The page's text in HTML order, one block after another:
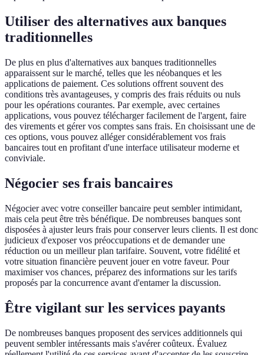
Utiliser des alternatives aux banques
traditionnelles
De plus en plus d'alternatives aux banques traditionnelles
apparaissent sur le marché, telles que les néobanques et les
applications de paiement. Ces solutions offrent souvent des
conditions très avantageuses, y compris des frais réduits ou nuls
pour les opérations courantes. Par exemple, avec certaines
applications, vous pouvez télécharger facilement de l'argent, faire
des virements et gérer vos comptes sans frais. En choisissant une de
ces options, vous pouvez alléger considérablement vos frais
bancaires tout en profitant d'une interface utilisateur moderne et
conviviale.
Négocier ses frais bancaires
Négocier avec votre conseiller bancaire peut sembler intimidant,
mais cela peut être très bénéfique. De nombreuses banques sont
disposées à ajuster leurs frais pour conserver leurs clients. Il est donc
judicieux d'exposer vos préoccupations et de demander une
réduction ou un meilleur plan tarifaire. Souvent, votre fidélité et
votre situation financière peuvent jouer en votre faveur. Pour
maximiser vos chances, préparez des informations sur les tarifs
proposés par la concurrence avant d'entamer la discussion.
Être vigilant sur les services payants
De nombreuses banques proposent des services additionnels qui
peuvent sembler intéressants mais s'avérer coûteux. Évaluez